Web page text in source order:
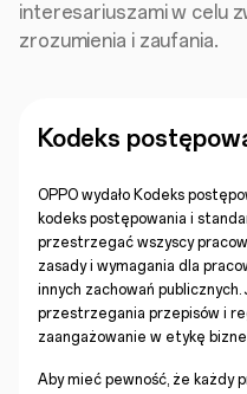
interesariuszami w celu
zrozumienia i zaufania.
Kodeks
OPPO wydało Kodeks
kodeks postępowania i
przestrzegać wszyscy
zasady i wymagania dla
innych zachowań
przestrzegania przepisów i
zaangażowanie w etykę
Aby mieć pewność, że każdy